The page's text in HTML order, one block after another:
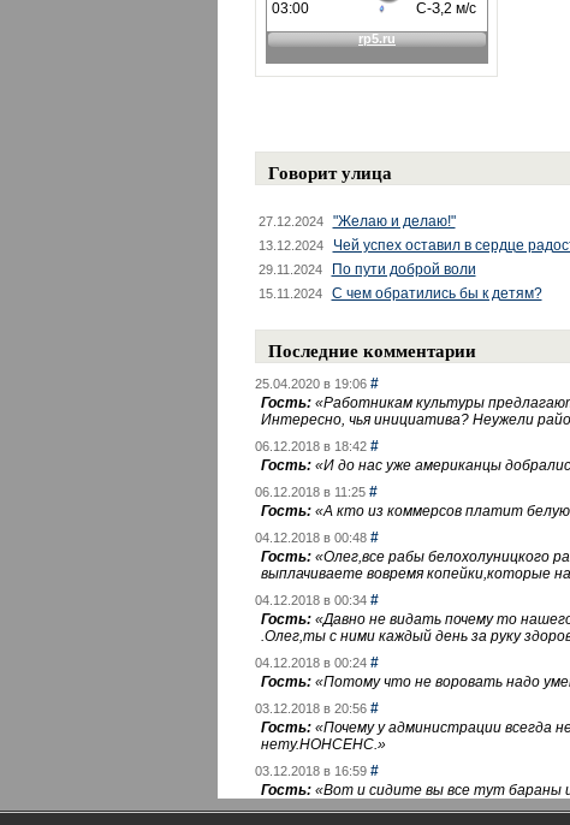
Говорит улица
27.12.2024 "Желаю и делаю!"
13.12.2024 Чей успех оставил в сердце
29.11.2024 По пути доброй воли
15.11.2024 С чем обратились бы к детям?
Последние комментарии
25.04.2020 в 19:06 #
Гость: «Работникам культуры
Интересно, чья инициатива? Неужели
06.12.2018 в 18:42 #
Гость: «И до нас уже американцы
06.12.2018 в 11:25 #
Гость: «А кто из коммерсов платит
04.12.2018 в 00:48 #
Гость: «Олег,все рабы белохолуницкого
выплачиваете вовремя копейки,которые
04.12.2018 в 00:34 #
Гость: «Давно не видать почему то
.Олег,ты с ними каждый день за руку
04.12.2018 в 00:24 #
Гость: «Потому что не воровать надо
03.12.2018 в 20:56 #
Гость: «Почему у администрации всегда
нету.НОНСЕНС.»
03.12.2018 в 16:59 #
Гость: «Вот и сидите вы все тут бараны